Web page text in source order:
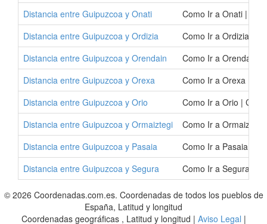
Distancia entre Guipuzcoa y Onati
Como Ir a Onati |
Distancia entre Guipuzcoa y Ordizia
Como Ir a Ordizia |
Distancia entre Guipuzcoa y Orendain
Como Ir a Orendain |
Distancia entre Guipuzcoa y Orexa
Como Ir a Orexa |
Distancia entre Guipuzcoa y Orio
Como Ir a Orio |
Distancia entre Guipuzcoa y Ormaiztegi
Como Ir a Ormaiztegi
Distancia entre Guipuzcoa y Pasaia
Como Ir a Pasaia |
Distancia entre Guipuzcoa y Segura
Como Ir a Segura |
© 2026 Coordenadas.com.es. Coordenadas de todos los pueblos de
España, Latitud y longitud
Coordenadas geográficas , Latitud y longitud | Aviso Legal |